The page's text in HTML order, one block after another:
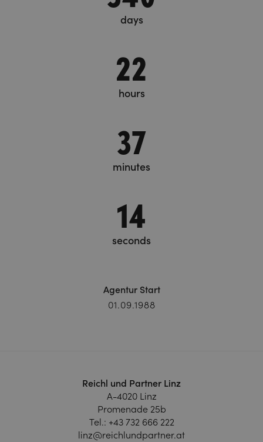
days
22
hours
37
minutes
15
seconds
Agentur Start
01.09.1988
Reichl und Partner Linz
A-4020 Linz
Promenade 25b
Tel.: +43 732 666 222
linz@reichlundpartner.at